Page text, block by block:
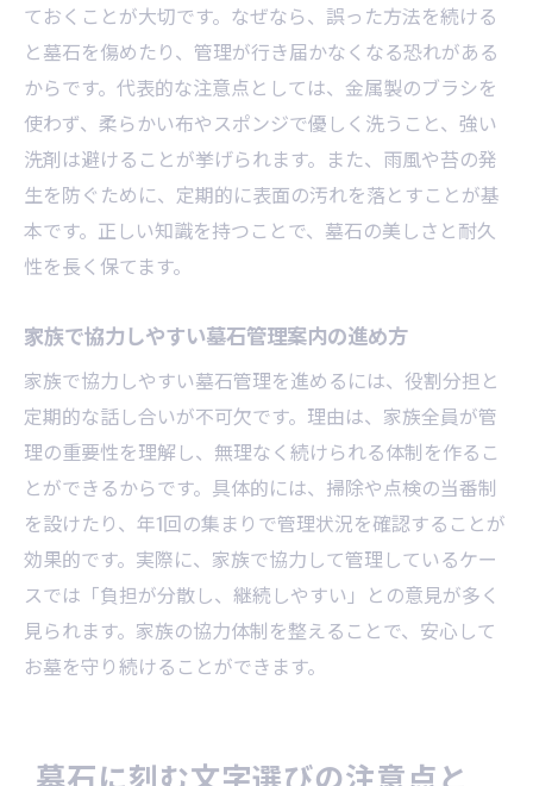
ておくことが大切です。なぜなら、誤った方法を続ける
と墓石を傷めたり、管理が行き届かなくなる恐れがある
からです。代表的な注意点としては、金属製のブラシを
使わず、柔らかい布やスポンジで優しく洗うこと、強い
洗剤は避けることが挙げられます。また、雨風や苔の発
生を防ぐために、定期的に表面の汚れを落とすことが基
本です。正しい知識を持つことで、墓石の美しさと耐久
性を長く保てます。
家族で協力しやすい墓石管理案内の進め方
家族で協力しやすい墓石管理を進めるには、役割分担と
定期的な話し合いが不可欠です。理由は、家族全員が管
理の重要性を理解し、無理なく続けられる体制を作るこ
とができるからです。具体的には、掃除や点検の当番制
を設けたり、年1回の集まりで管理状況を確認することが
効果的です。実際に、家族で協力して管理しているケー
スでは「負担が分散し、継続しやすい」との意見が多く
見られます。家族の協力体制を整えることで、安心して
お墓を守り続けることができます。
墓石に刻む文字選びの注意点と